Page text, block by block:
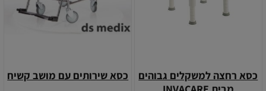
כסא רחצה למשקלים גבוהים
כסא שירותים עם מושב קשיח